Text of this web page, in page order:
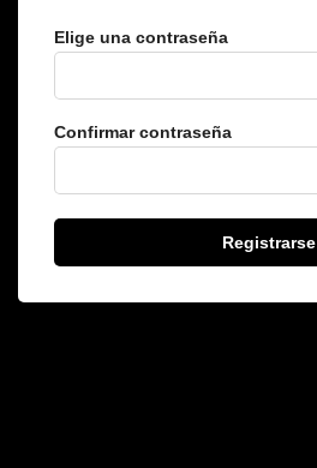
Elige una contraseña
Confirmar contraseña
Registrarse